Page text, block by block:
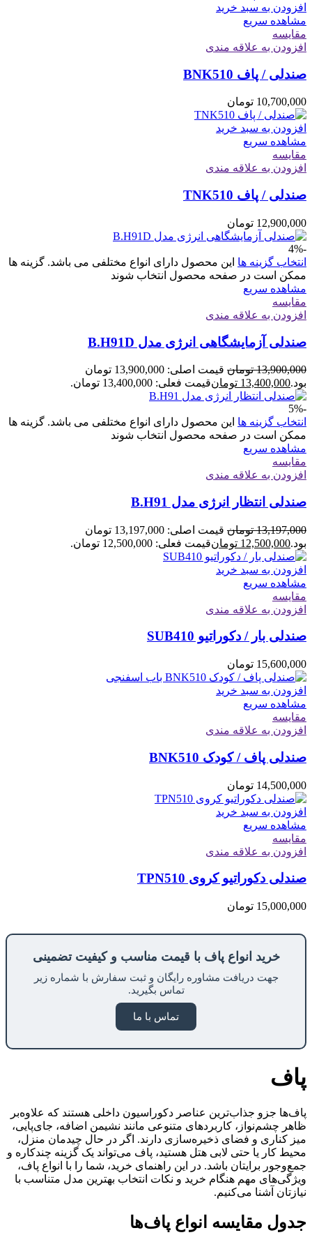
افزودن به سبد خرید
مشاهده سریع
مقایسه
افزودن به علاقه مندی
صندلی / پاف BNK510
10,700,000 تومان
افزودن به سبد خرید
مشاهده سریع
مقایسه
افزودن به علاقه مندی
صندلی / پاف TNK510
12,900,000 تومان
-4%
انتخاب گزینه ها این محصول دارای انواع مختلفی می باشد. گزینه ها
ممکن است در صفحه محصول انتخاب شوند
مشاهده سریع
مقایسه
افزودن به علاقه مندی
صندلی آزمایشگاهی انرژی مدل B.H91D
13,900,000 تومان
قیمت اصلی: 13,900,000 تومان
بود.13,400,000 تومانقیمت فعلی: 13,400,000 تومان.
-5%
انتخاب گزینه ها این محصول دارای انواع مختلفی می باشد. گزینه ها
ممکن است در صفحه محصول انتخاب شوند
مشاهده سریع
مقایسه
افزودن به علاقه مندی
صندلی انتظار انرژی مدل B.H91
13,197,000 تومان
قیمت اصلی: 13,197,000 تومان
بود.12,500,000 تومانقیمت فعلی: 12,500,000 تومان.
افزودن به سبد خرید
مشاهده سریع
مقایسه
افزودن به علاقه مندی
صندلی بار / دکوراتیو SUB410
15,600,000 تومان
افزودن به سبد خرید
مشاهده سریع
مقایسه
افزودن به علاقه مندی
صندلی پاف / کودک BNK510
14,500,000 تومان
افزودن به سبد خرید
مشاهده سریع
مقایسه
افزودن به علاقه مندی
صندلی دکوراتیو کروی TPN510
15,000,000 تومان
خرید انواع پاف با قیمت مناسب و کیفیت تضمینی
جهت دریافت مشاوره رایگان و ثبت سفارش با شماره زیر
تماس بگیرید.
تماس با ما
پاف
پاف‌ها جزو جذاب‌ترین عناصر دکوراسیون داخلی هستند که علاوه‌بر
ظاهر چشم‌نواز، کاربردهای متنوعی مانند نشیمن اضافه، جای‌پایی،
میز کناری و فضای ذخیره‌سازی دارند. اگر در حال چیدمان منزل،
محیط کار یا حتی لابی هتل هستید، پاف می‌تواند یک گزینه چندکاره و
جمع‌وجور برایتان باشد. در این راهنمای خرید، شما را با انواع پاف،
ویژگی‌های مهم هنگام خرید و نکات انتخاب بهترین مدل متناسب با
نیازتان آشنا می‌کنیم.
جدول مقایسه انواع پاف‌ها